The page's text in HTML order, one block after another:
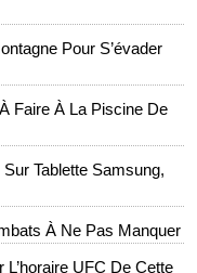
Pour S’évader
Faire À La Piscine De
Tablette Samsung,
À Ne Pas Manquer
UFC De Cette